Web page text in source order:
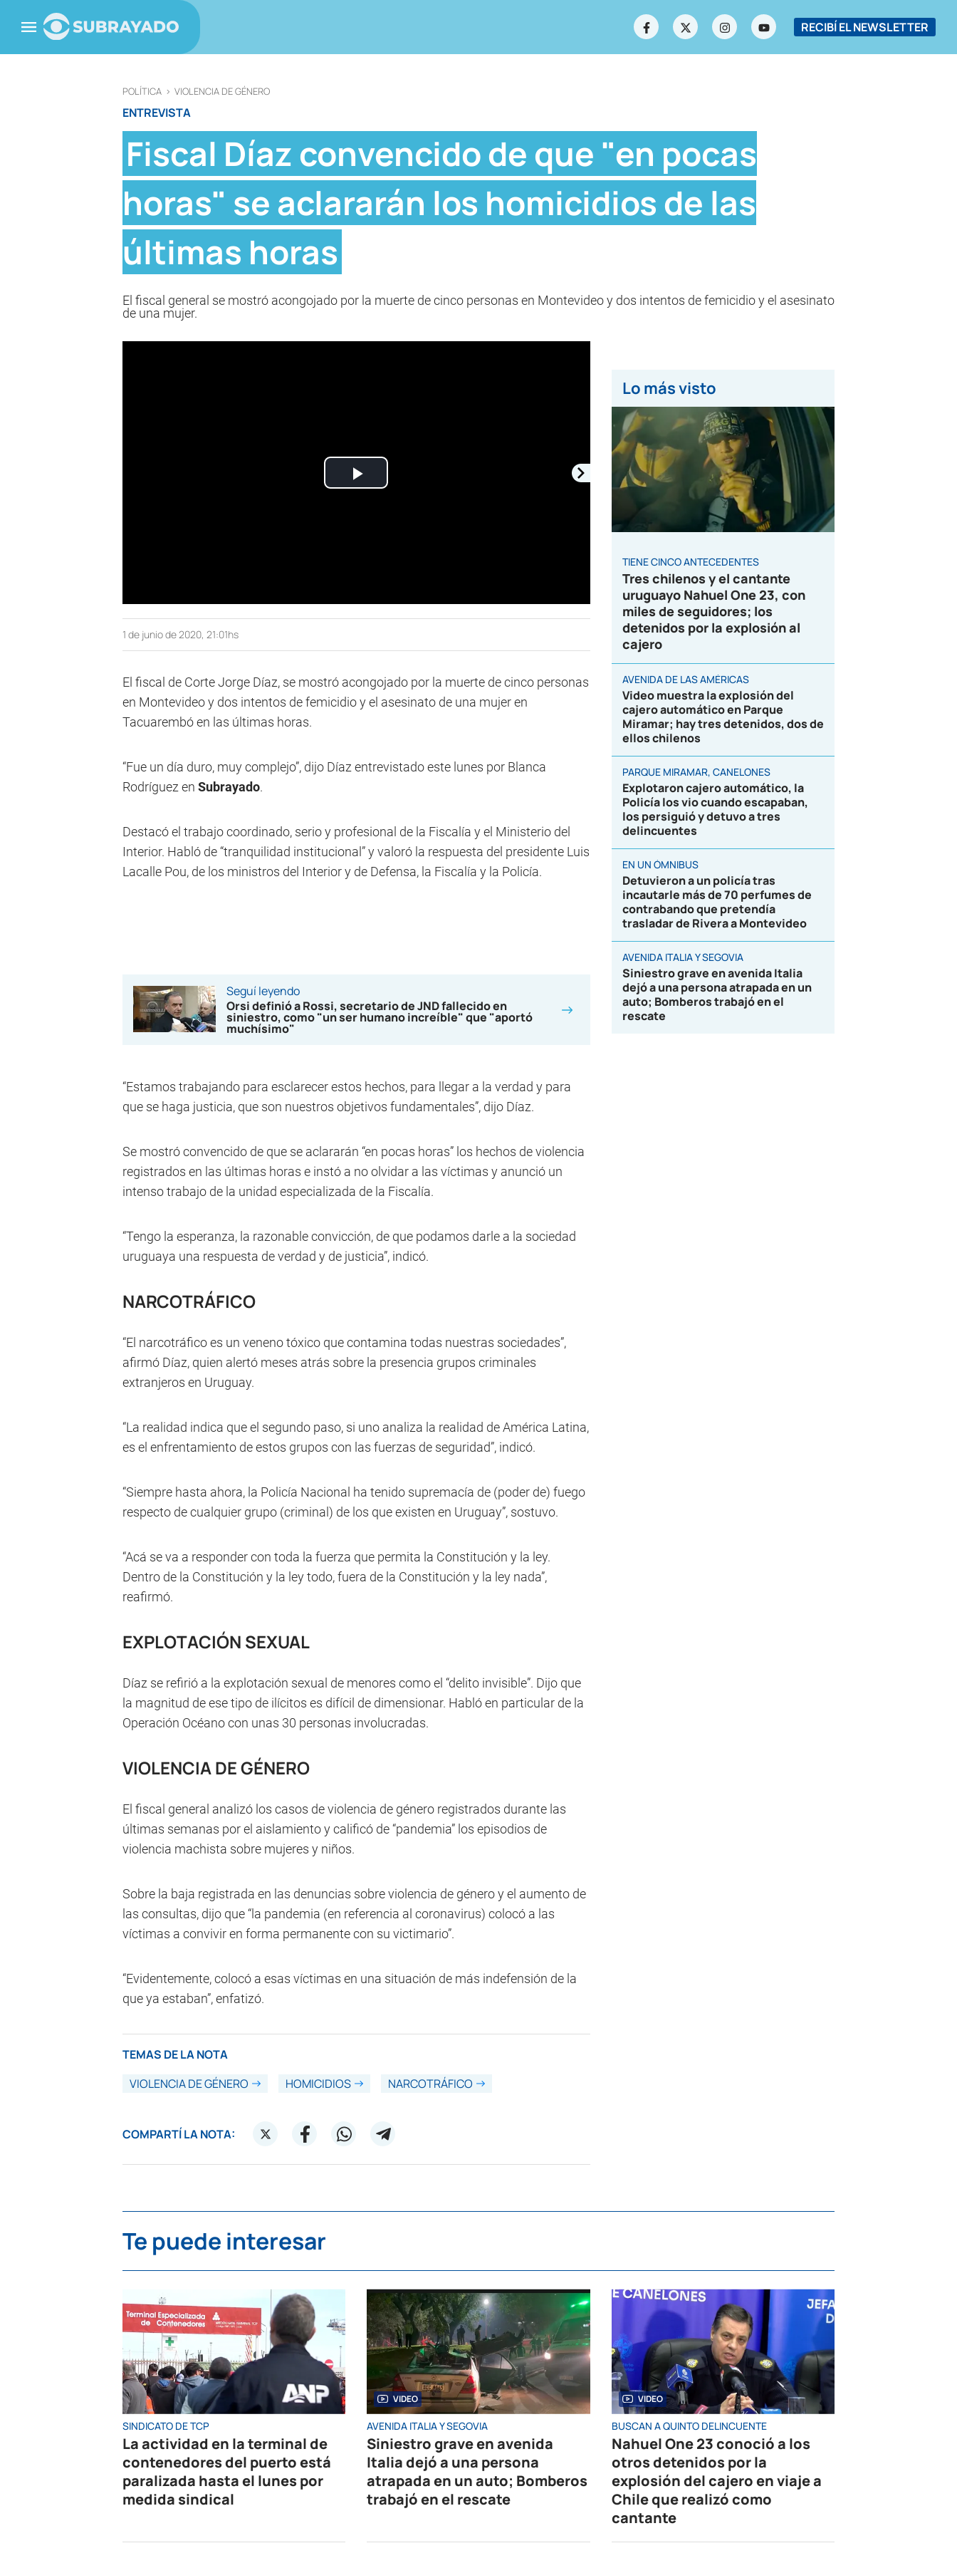
RECIBÍ EL NEWSLETTER
POLÍTICA > VIOLENCIA DE GÉNERO
ENTREVISTA
Fiscal Díaz convencido de que "en pocas
horas" se aclararán los homicidios de las
últimas horas
El fiscal general se mostró acongojado por la muerte de cinco personas en Montevideo y dos intentos de femicidio y el asesinato
de una mujer.
Play
1 de junio de 2020, 21:01hs
El fiscal de Corte Jorge Díaz, se mostró acongojado por la muerte de cinco personas
en Montevideo y dos intentos de femicidio y el asesinato de una mujer en
Tacuarembó en las últimas horas.
“Fue un día duro, muy complejo”, dijo Díaz entrevistado este lunes por Blanca
Rodríguez en Subrayado.
Destacó el trabajo coordinado, serio y profesional de la Fiscalía y el Ministerio del
Interior. Habló de “tranquilidad institucional” y valoró la respuesta del presidente Luis
Lacalle Pou, de los ministros del Interior y de Defensa, la Fiscalía y la Policía.
Seguí leyendo
Orsi definió a Rossi, secretario de JND fallecido en
siniestro, como "un ser humano increíble" que "aportó
muchísimo"
“Estamos trabajando para esclarecer estos hechos, para llegar a la verdad y para
que se haga justicia, que son nuestros objetivos fundamentales”, dijo Díaz.
Se mostró convencido de que se aclararán “en pocas horas” los hechos de violencia
registrados en las últimas horas e instó a no olvidar a las víctimas y anunció un
intenso trabajo de la unidad especializada de la Fiscalía.
“Tengo la esperanza, la razonable convicción, de que podamos darle a la sociedad
uruguaya una respuesta de verdad y de justicia”, indicó.
NARCOTRÁFICO
“El narcotráfico es un veneno tóxico que contamina todas nuestras sociedades”,
afirmó Díaz, quien alertó meses atrás sobre la presencia grupos criminales
extranjeros en Uruguay.
“La realidad indica que el segundo paso, si uno analiza la realidad de América Latina,
es el enfrentamiento de estos grupos con las fuerzas de seguridad”, indicó.
“Siempre hasta ahora, la Policía Nacional ha tenido supremacía de (poder de) fuego
respecto de cualquier grupo (criminal) de los que existen en Uruguay”, sostuvo.
“Acá se va a responder con toda la fuerza que permita la Constitución y la ley.
Dentro de la Constitución y la ley todo, fuera de la Constitución y la ley nada”,
reafirmó.
EXPLOTACIÓN SEXUAL
Díaz se refirió a la explotación sexual de menores como el “delito invisible”. Dijo que
la magnitud de ese tipo de ilícitos es difícil de dimensionar. Habló en particular de la
Operación Océano con unas 30 personas involucradas.
VIOLENCIA DE GÉNERO
El fiscal general analizó los casos de violencia de género registrados durante las
últimas semanas por el aislamiento y calificó de “pandemia” los episodios de
violencia machista sobre mujeres y niños.
Sobre la baja registrada en las denuncias sobre violencia de género y el aumento de
las consultas, dijo que “la pandemia (en referencia al coronavirus) colocó a las
víctimas a convivir en forma permanente con su victimario”.
“Evidentemente, colocó a esas víctimas en una situación de más indefensión de la
que ya estaban”, enfatizó.
TEMAS DE LA NOTA
VIOLENCIA DE GÉNERO
HOMICIDIOS NARCOTRÁFICO
COMPARTÍ LA NOTA:
Lo más visto
TIENE CINCO ANTECEDENTES
Tres chilenos y el cantante
uruguayo Nahuel One 23, con
miles de seguidores; los
detenidos por la explosión al
cajero
AVENIDA DE LAS AMÉRICAS
Video muestra la explosión del
cajero automático en Parque
Miramar; hay tres detenidos, dos de
ellos chilenos
PARQUE MIRAMAR, CANELONES
Explotaron cajero automático, la
Policía los vio cuando escapaban,
los persiguió y detuvo a tres
delincuentes
EN UN ÓMNIBUS
Detuvieron a un policía tras
incautarle más de 70 perfumes de
contrabando que pretendía
trasladar de Rivera a Montevideo
AVENIDA ITALIA Y SEGOVIA
Siniestro grave en avenida Italia
dejó a una persona atrapada en un
auto; Bomberos trabajó en el
rescate
Te puede interesar
SINDICATO DE TCP
La actividad en la terminal de
contenedores del puerto está
paralizada hasta el lunes por
medida sindical
VIDEO
AVENIDA ITALIA Y SEGOVIA
Siniestro grave en avenida
Italia dejó a una persona
atrapada en un auto; Bomberos
trabajó en el rescate
VIDEO
BUSCAN A QUINTO DELINCUENTE
Nahuel One 23 conoció a los
otros detenidos por la
explosión del cajero en viaje a
Chile que realizó como
cantante